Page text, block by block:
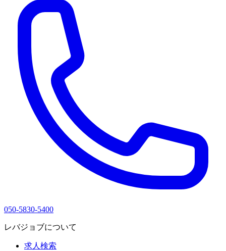
050-5830-5400
レバジョブについて
求人検索